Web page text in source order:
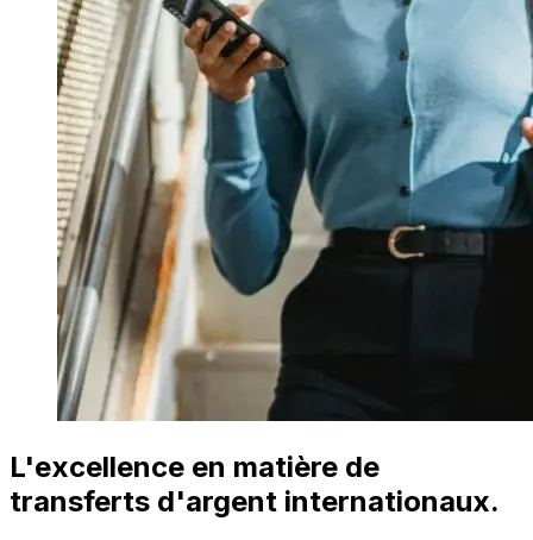
L'excellence en matière de
transferts d'argent internationaux.